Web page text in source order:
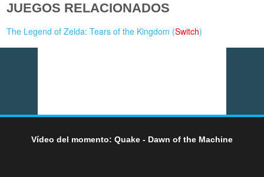
JUEGOS RELACIONADOS
The Legend of Zelda: Tears of the Kingdom (Switch)
Vídeo del momento: Quake - Dawn of the Machine